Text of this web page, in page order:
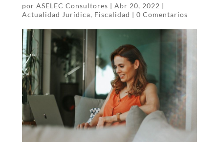
por ASELEC Consultores | Abr 20, 2022 |
Actualidad Jurídica, Fiscalidad | 0 Comentarios